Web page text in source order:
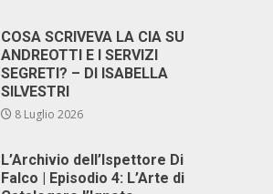
COSA SCRIVEVA LA CIA SU
ANDREOTTI E I SERVIZI
SEGRETI? – DI ISABELLA
SILVESTRI
8 Luglio 2026
L’Archivio dell’Ispettore Di
Falco | Episodio 4: L’Arte di